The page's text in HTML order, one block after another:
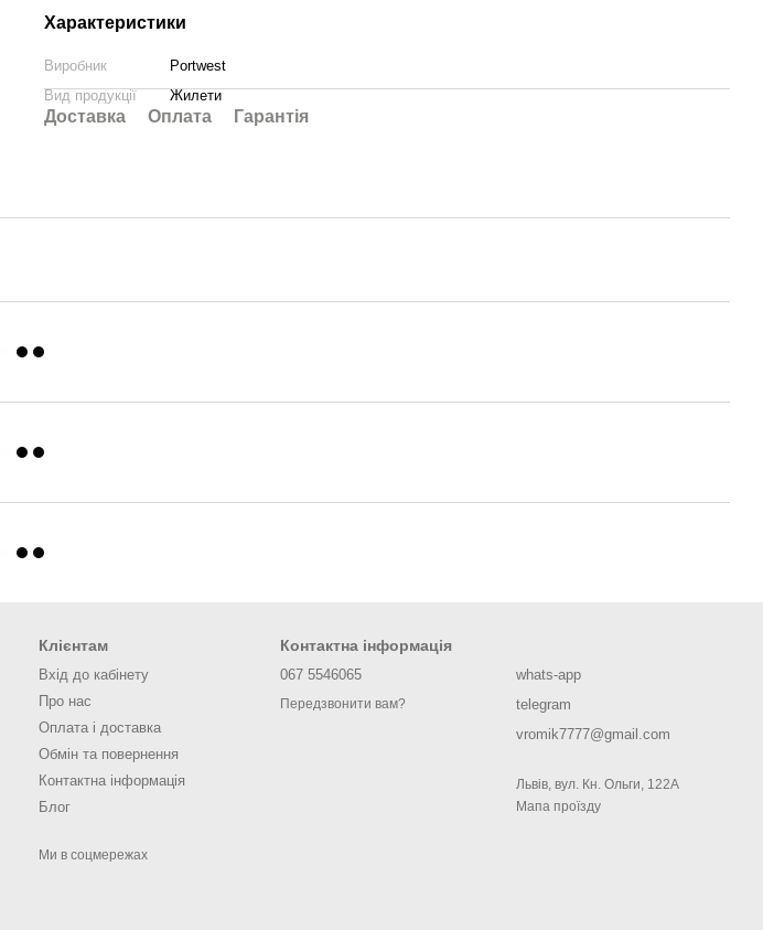
Характеристики
Виробник
Portwest
Вид продукції
Жилети
Доставка Оплата Гарантія
Клієнтам
Вхід до кабінету
Про нас
Оплата і доставка
Обмін та повернення
Контактна інформація
Блог
Ми в соцмережах
Контактна інформація
067 5546065
Передзвонити вам?
whats-app
telegram
vromik7777@gmail.com
Львів, вул. Кн. Ольги, 122А
Мапа проїзду